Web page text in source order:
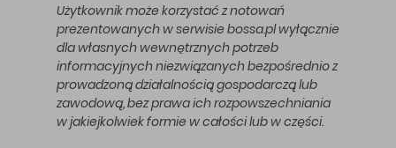
Użytkownik może korzystać z notowań
prezentowanych w serwisie bossa.pl wyłącznie
dla własnych wewnętrznych potrzeb
informacyjnych niezwiązanych bezpośrednio z
prowadzoną działalnością gospodarczą lub
zawodową, bez prawa ich rozpowszechniania
w jakiejkolwiek formie w całości lub w części.